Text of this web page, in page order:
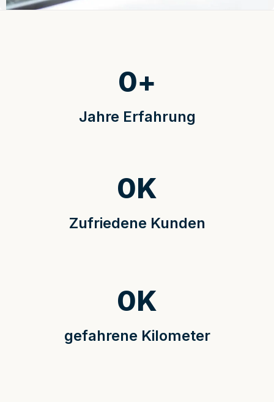
Jahre Erfahrung
0+
Zufriedene Kunden
0K
gefahrene Kilometer
0K